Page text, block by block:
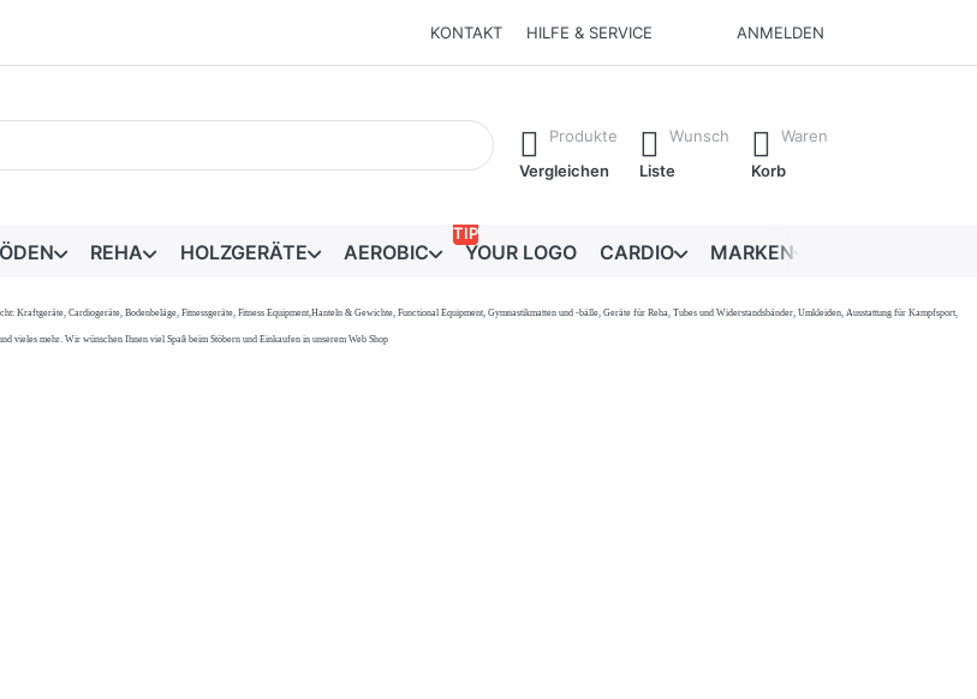
KONTAKT HILFE & SERVICE ANMELDEN
Sie tippen, erscheinen automatisch erste Ergebnisse. Drücken Sie die Eingabetaste, um alle Ergebnisse
Produkte
Vergleichen
Wunsch
Liste
Waren
Korb
REHA HOLZGERÄTE AEROBIC YOUR LOGO
TIP
CARDIO MARKEN
Cardiogeräte, Bodenbeläge, Fitnessgeräte, Fitness Equipment,Hanteln & Gewichte, Functional Equipment, Gymnastikmatten und -bälle, Geräte für Reha, Tubes und Widerstandsbänder, Umkleiden, Ausstattung für Kampfsport,
vieles mehr. Wir wünschen Ihnen viel Spaß beim Stöbern und Einkaufen in unserem Web Shop